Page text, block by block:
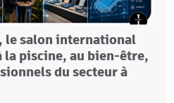
le salon international
la piscine, au bien-être,
du secteur à